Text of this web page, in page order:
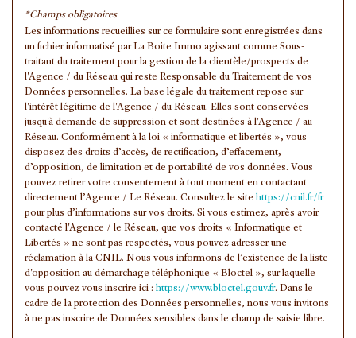
Familles avec 1 ou 2 enfants 0 %
Maisons 16,90 %
Appartements 83,10 %
Familles avec 3 enfants 6,39 %
*Champs obligatoires
Les informations recueillies sur ce formulaire sont enregistrées dans
un fichier informatisé par La Boite Immo agissant comme Sous-
traitant du traitement pour la gestion de la clientèle/prospects de
l'Agence / du Réseau qui reste Responsable du Traitement de vos
Données personnelles. La base légale du traitement repose sur
l'intérêt légitime de l'Agence / du Réseau. Elles sont conservées
jusqu'à demande de suppression et sont destinées à l'Agence / au
Réseau. Conformément à la loi « informatique et libertés », vous
disposez des droits d’accès, de rectification, d’effacement,
d’opposition, de limitation et de portabilité de vos données. Vous
pouvez retirer votre consentement à tout moment en contactant
directement l’Agence / Le Réseau. Consultez le site https://cnil.fr/fr
pour plus d’informations sur vos droits. Si vous estimez, après avoir
contacté l'Agence / le Réseau, que vos droits « Informatique et
Libertés » ne sont pas respectés, vous pouvez adresser une
réclamation à la CNIL. Nous vous informons de l’existence de la liste
d'opposition au démarchage téléphonique « Bloctel », sur laquelle
vous pouvez vous inscrire ici : https://www.bloctel.gouv.fr. Dans le
cadre de la protection des Données personnelles, nous vous invitons
à ne pas inscrire de Données sensibles dans le champ de saisie libre.